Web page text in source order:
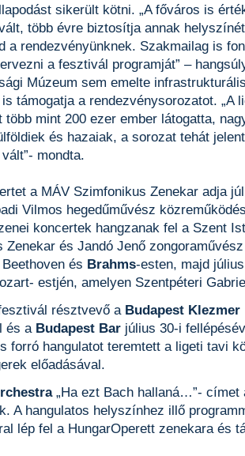
sikerült kötni. „A főváros is
több évre biztosítja annak
a rendezvényünknek. Szakmailag is
a fesztivál programját” –
Múzeum sem emelte
támogatja a rendezvénysorozatot. „A
több mint 200 ezer ember látogatta,
és hazaiak, a sorozat tehát
mondta.
a MÁV Szimfonikus Zenekar adja
Vilmos hegedűművész
koncertek hangzanak fel a Szent
Zenekar és Jandó Jenő
és Brahms-esten, majd
estjén, amelyen Szentpéteri
résztvevő a Budapest Klezmer
és a Budapest Bar július 30-i
forró hangulatot teremtett a ligeti tavi
előadásával.
„Ha ezt Bach hallaná…”- címet
A hangulatos helyszínhez illő
lép fel a HungarOperett zenekara és